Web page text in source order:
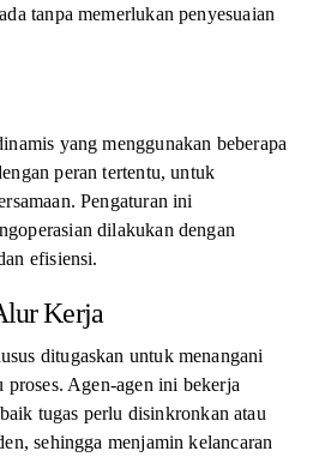
tanpa memerlukan penyesuaian
yang menggunakan beberapa
peran tertentu, untuk
Pengaturan ini
dilakukan dengan
efisiensi.
Kerja
ditugaskan untuk menangani
proses. Agen-agen ini bekerja
tugas perlu disinkronkan atau
sehingga menjamin kelancaran